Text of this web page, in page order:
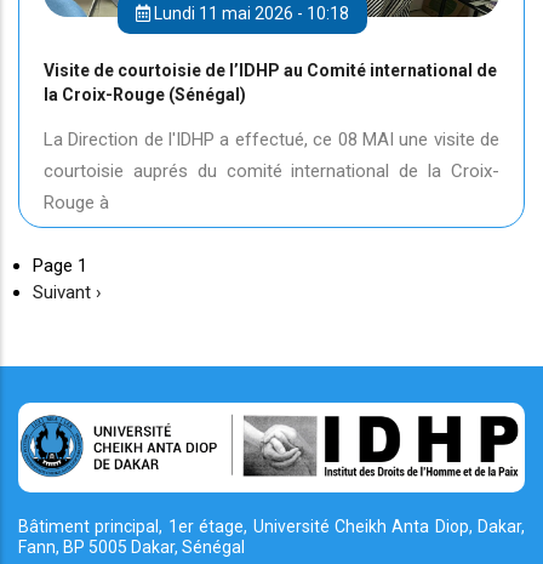
Lundi 11 mai 2026 - 10:18
Visite de courtoisie de l’IDHP au Comité international de
la Croix-Rouge (Sénégal)
La Direction de l'IDHP a effectué, ce 08 MAI une visite de
courtoisie auprés du comité international de la Croix-
Rouge à
Page 1
Page
Suivant ›
Bâtiment principal, 1er étage, Université CheikhAnta Diop, Dakar,
Fann, BP 5005 Dakar, Sénégal